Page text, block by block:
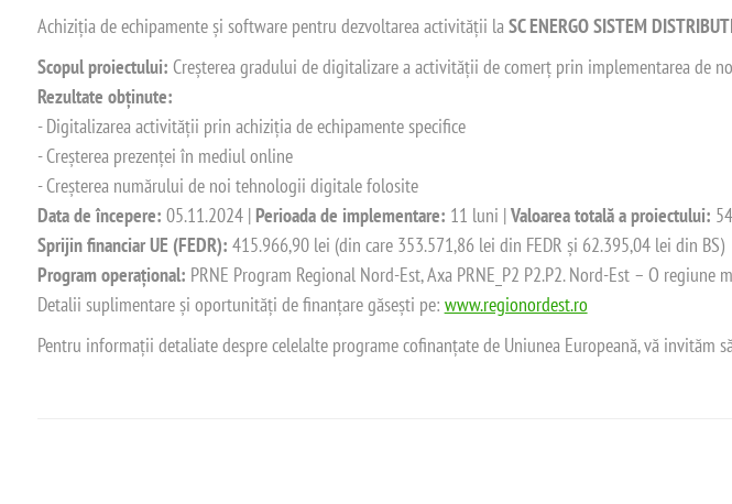
Achiziția de echipamente și software pentru dezvoltarea activității laSC ENERGO SISTEM
Scopul proiectului: Creșterea gradului de digitalizare a activității de comerț prin implementarea de
Rezultate obținute:
- Digitalizarea activității prin achiziția de echipamente specifice
- Creșterea prezenței în mediul online
- Creșterea numărului de noi tehnologii digitale folosite
Data de începere: 05.11.2024 | Perioada de implementare: 11 luni |Valoarea totală a proiectului:
Sprijin financiar UE (FEDR): 415.966,90 lei (din care 353.571,86 lei din FEDR și 62.395,04 lei din BS)
Program operațional: PRNE Program Regional Nord-Est, Axa PRNE_P2 P2.P2. Nord-Est – O regiune
Detalii suplimentare și oportunități de finanțare găsești pe: www.regionordest.ro
Pentru informații detaliate despre celelalte programe cofinanțate de Uniunea Europeană, vă invităm